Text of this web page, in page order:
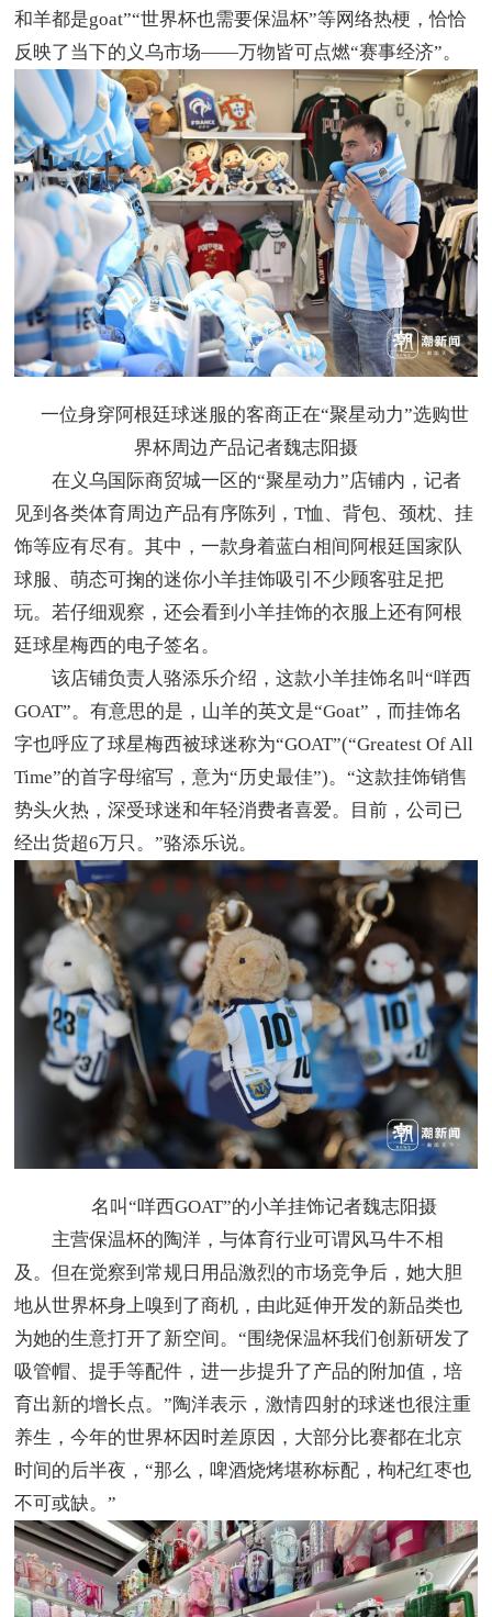
和羊都是goat”“世界杯也需要保温杯”等网络热梗，恰恰
反映了当下的义乌市场——万物皆可点燃“赛事经济”。
一位身穿阿根廷球迷服的客商正在“聚星动力”选购世
界杯周边产品记者魏志阳摄
在义乌国际商贸城一区的“聚星动力”店铺内，记者
见到各类体育周边产品有序陈列，T恤、背包、颈枕、挂
饰等应有尽有。其中，一款身着蓝白相间阿根廷国家队
球服、萌态可掬的迷你小羊挂饰吸引不少顾客驻足把
玩。若仔细观察，还会看到小羊挂饰的衣服上还有阿根
廷球星梅西的电子签名。
该店铺负责人骆添乐介绍，这款小羊挂饰名叫“咩西
GOAT”。有意思的是，山羊的英文是“Goat”，而挂饰名
字也呼应了球星梅西被球迷称为“GOAT”(“Greatest Of All
Time”的首字母缩写，意为“历史最佳”)。“这款挂饰销售
势头火热，深受球迷和年轻消费者喜爱。目前，公司已
经出货超6万只。”骆添乐说。
名叫“咩西GOAT”的小羊挂饰记者魏志阳摄
主营保温杯的陶洋，与体育行业可谓风马牛不相
及。但在觉察到常规日用品激烈的市场竞争后，她大胆
地从世界杯身上嗅到了商机，由此延伸开发的新品类也
为她的生意打开了新空间。“围绕保温杯我们创新研发了
吸管帽、提手等配件，进一步提升了产品的附加值，培
育出新的增长点。”陶洋表示，激情四射的球迷也很注重
养生，今年的世界杯因时差原因，大部分比赛都在北京
时间的后半夜，“那么，啤酒烧烤堪称标配，枸杞红枣也
不可或缺。”